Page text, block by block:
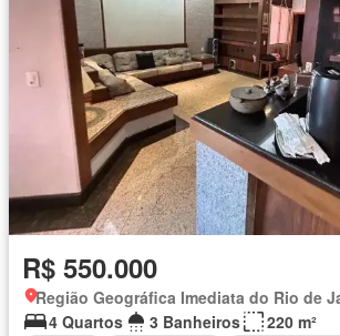
R$ 550.000
4 Quartos
3 Banheiros
220 m²